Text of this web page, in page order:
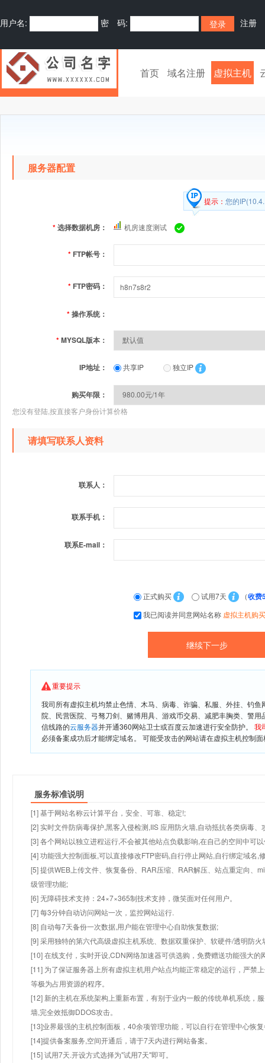
用户名: 密 码: 注册
首页 域名注册 虚拟主机
服务器配置
提示： 您的
*选择数据机房： 机房速度测试
* FTP帐号：
* FTP密码：
*操作系统：
*MYSQL版本：
IP地址： 共享IP 独立IP
购买年限：
您没有登陆,按直接客户身份计算价格
请填写联系人资料
联系人：
联系手机：
联系E-mail：
正式购买 试用7天 （收费
我已阅读并同意网站名称 虚拟主机购
重要提示
我司所有虚拟主机均禁止色情、木马、病毒、诈骗、私服、外挂、钓
院、民营医院、弓驽刀剑、赌博用具、游戏币交易、减肥丰胸类、警
信线路的云服务器并开通360网站卫士或百度云加速进行安全防护。 我
必须备案成功后才能绑定域名。 可能受攻击的网站请在虚拟主机控制
服务标准说明
[1] 基于网站名称云计算平台，安全、可靠、稳定!;
[2] 实时文件防病毒保护,黑客入侵检测,IIS 应用防火墙,自动抵抗各类病毒、
[3] 各个网站以独立进程运行,不会被其他站点负载影响,在自己的空间中可
[4] 功能强大控制面板,可以直接修改FTP密码,自行停止网站,自行绑定域名,
[5] 提供WEB上传文件、恢复备份、RAR压缩、RAR解压、站点重定向、
级管理功能;
[6] 无障碍技术支持：24×7×365制技术支持，微笑面对任何用户。
[7] 每3分钟自动访问网站一次，监控网站运行.
[8] 自动每7天备份一次数据,用户能在管理中心自助恢复数据;
[9] 采用独特的第六代高级虚拟主机系统、数据双重保护、软硬件/透明防火
[10] 在线支付，实时开设,CDN网络加速器可供选购，免费赠送功能强大
[11] 为了保证服务器上所有虚拟主机用户站点均能正常稳定的运行，严禁
等极为占用资源的程序。
[12] 新的主机在系统架构上重新布置，有别于业内一般的传统单机系统，
墙,完全效抵御DDOS攻击。
[13]业界最强的主机控制面板，40余项管理功能，可以自行在管理中心恢
[14]提供备案服务,空间开通后，请于7天内进行网站备案。
[15] 试用7天.开设方式选择为"试用7天"即可。